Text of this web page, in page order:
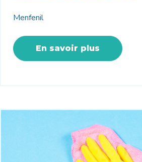
Menfenil
En savoir plus